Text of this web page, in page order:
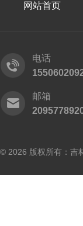
网站首页
电话
邮箱
© 2026 版权所有：吉